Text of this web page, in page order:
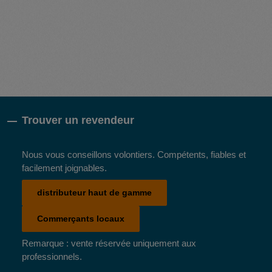
Trouver un revendeur
Nous vous conseillons volontiers. Compétents, fiables et
facilement joignables.
distributeur haut de gamme
Commerçants locaux
Remarque : vente réservée uniquement aux
professionnels.